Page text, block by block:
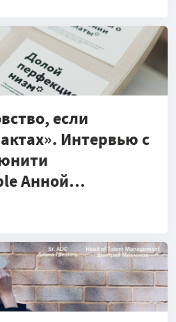
если
Интервью с
Анной